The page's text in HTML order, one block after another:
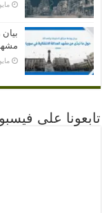
مايو 12, 2026
مايو 1, 2026
تابعونا على